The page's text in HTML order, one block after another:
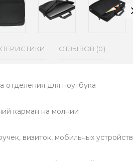
ОТЗЫВОВ (0)
отделения для ноутбука
карман на молнии
визиток, мобильных устройств